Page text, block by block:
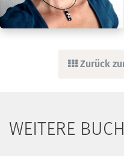
Zurück
WEITERE